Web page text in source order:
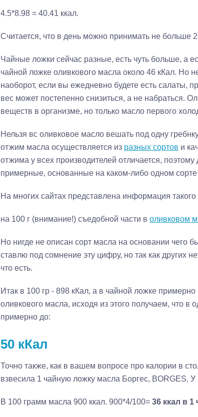
4.5*8.98 = 40.41 ккал.
Считается, что в день можно принимать не больше
Чайные ложки сейчас разные, есть чуть больше, а
чайной ложке оливкового масла около 46 кКал. Но
наоборот, если вы ежедневно будете есть салаты,
вес может постепенно снизиться, а не набраться.
веществ в организме, но только масло первого
Нельзя вс оливковое масло вешать под одну
отжим масла осуществляется из разных сортов и
отжима у всех производителей отличается,
примерные, основанные на каком-либо одном
На многих сайтах представлена информация такого
на 100 г (внимание!) съедобной части в оливковом
Но нигде не описан сорт масла на основании чего
ставлю под сомнение эту цифру, но так как других
что есть.
Итак в 100 гр - 898 кКал, а в чайной ложке
оливкового масла, исходя из этого получаем, что в
примерно до:
50 кКал
Точно также, как в вашем вопросе про калории в
взвесила 1 чайную ложку масла Боргес, BORGES.
В 100 грамм масла 900 ккал. 900*4/100= 36 ккал в